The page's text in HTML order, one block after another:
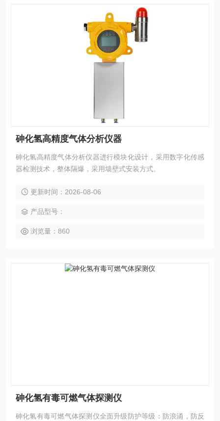
砷化氢高精度气体分析仪器
砷化氢高精度气体分析仪器进行模块化设计，采用数字化传感
器检测技术，整体隔爆，采用墙壁式安装方式。
更新时间：2026-08-06
产品型号：
浏览量：860
砷化氢有毒可燃气体探测仪
砷化氢有毒可燃气体探测仪全面升级防护等级：防浪涌，防反